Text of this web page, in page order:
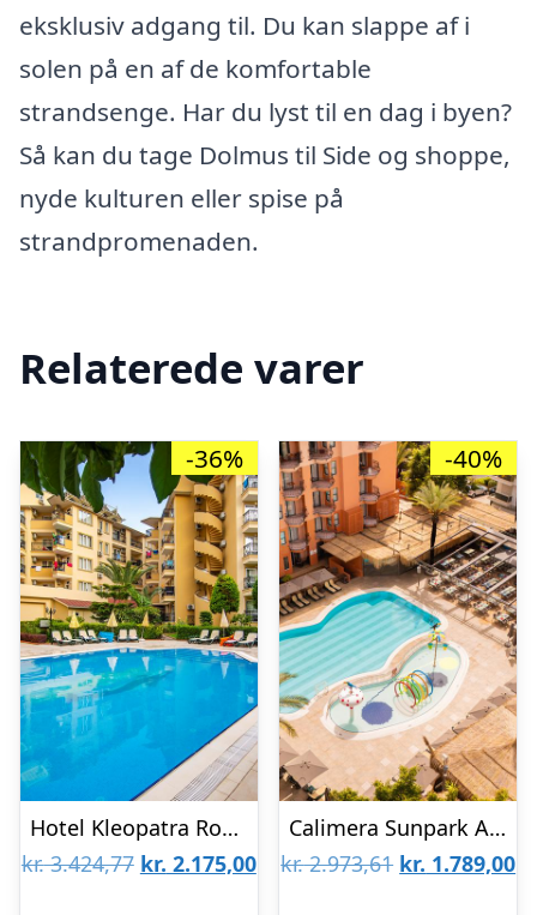
eksklusiv adgang til. Du kan slappe af i
solen på en af de komfortable
strandsenge. Har du lyst til en dag i byen?
Så kan du tage Dolmus til Side og shoppe,
nyde kulturen eller spise på
strandpromenaden.
Relaterede varer
-36%
Hotel Kleopatra Royal Palm
kr.3.424,77 Den
kr. 2.175,00Den
-40%
Calimera Sunpark Alanya
kr.2.973,61 Den
kr. 1.789,00